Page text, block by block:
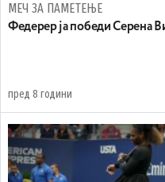
МЕЧ ЗА ПАМЕТЕЊЕ
Федерер ја победи Серена
пред 8 години